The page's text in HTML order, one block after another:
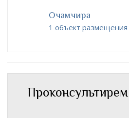
Очамчира
1 объект размещения